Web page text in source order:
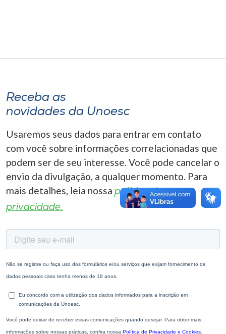
Selecione
o idioma
A+
Receba as
novidades da Unoesc
Usaremos seus dados para entrar em contato
com você sobre informações correlacionadas que
podem ser de seu interesse. Você pode cancelar o
envio da divulgação, a qualquer momento. Para
mais detalhes, leia nossa política de
privacidade.